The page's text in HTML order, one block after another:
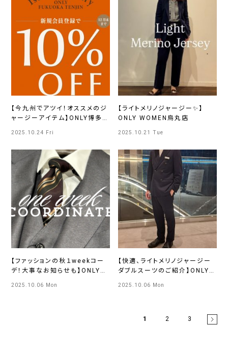
【今九州でアツイ！オススメのジ
ャージーアイテム】ONLY博多マ
2025.10.24 Fri
【ライトメリノジャージー✨】
ONLY WOMEN烏丸店
2025.10.21 Tue
【ファッションの秋１weekコー
デ！大事なお知らせも】ONLY四
2025.10.06 Mon
【快適、ライトメリノジャージー
ダブルスーツのご紹介】ONLY福
2025.10.06 Mon
1 2 3